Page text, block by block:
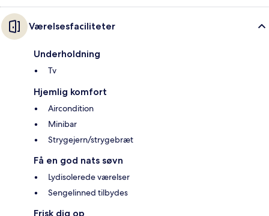
Værelsesfaciliteter
Underholdning
Tv
Hjemlig komfort
Aircondition
Minibar
Strygejern/strygebræt
Få en god nats søvn
Lydisolerede værelser
Sengelinned tilbydes
Frisk dig op